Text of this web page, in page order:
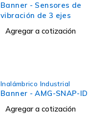
Banner - Sensores de
vibración de 3 ejes
Agregar a cotización
Inalámbrico Industrial
Banner - AMG-SNAP-ID
Agregar a cotización